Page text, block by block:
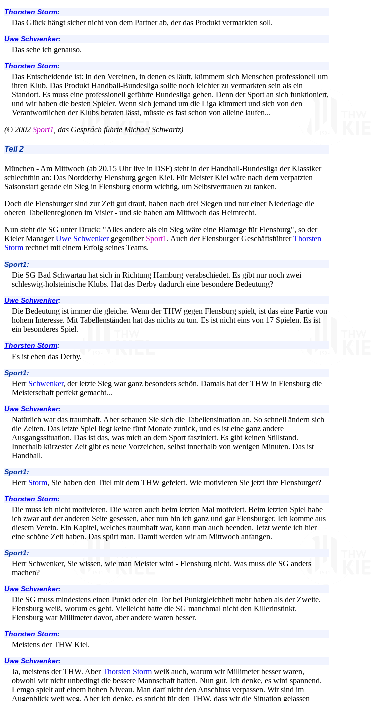
Thorsten Storm:
Das Glück hängt sicher nicht von dem Partner ab, der das Produkt vermarkten soll.
Uwe Schwenker:
Das sehe ich genauso.
Thorsten Storm:
Das Entscheidende ist: In den Vereinen, in denen es läuft, kümmern sich Menschen professionell um
ihren Klub. Das Produkt Handball-Bundesliga sollte noch leichter zu vermarkten sein als ein
Standort. Es muss eine professionell geführte Bundesliga geben. Denn der Sport an sich funktioniert,
und wir haben die besten Spieler. Wenn sich jemand um die Liga kümmert und sich von den
Verantwortlichen der Klubs beraten lässt, müsste es fast schon von alleine laufen...
(© 2002 Sport1 , das Gespräch führte Michael Schwartz)
Teil 2
München - Am Mittwoch (ab 20.15 Uhr live in DSF) steht in der Handball-Bundesliga der Klassiker
schlechthin an: Das Nordderby Flensburg gegen Kiel. Für Meister Kiel wäre nach dem verpatzten
Saisonstart gerade ein Sieg in Flensburg enorm wichtig, um Selbstvertrauen zu tanken.
Doch die Flensburger sind zur Zeit gut drauf, haben nach drei Siegen und nur einer Niederlage die
oberen Tabellenregionen im Visier - und sie haben am Mittwoch das Heimrecht.
Nun steht die SG unter Druck: "Alles andere als ein Sieg wäre eine Blamage für Flensburg", so der
Kieler ManagerUwe Schwenkergegenüber Sport1 . Auch der Flensburger GeschäftsführerThorsten
Storm rechnet mit einem Erfolg seines Teams.
Sport1:
Die SG Bad Schwartau hat sich in Richtung Hamburg verabschiedet. Es gibt nur noch zwei
schleswig-holsteinische Klubs. Hat das Derby dadurch eine besondere Bedeutung?
Uwe Schwenker:
Die Bedeutung ist immer die gleiche. Wenn der THW gegen Flensburg spielt, ist das eine Partie von
hohem Interesse. Mit Tabellenständen hat das nichts zu tun. Es ist nicht eins von 17 Spielen. Es ist
ein besonderes Spiel.
Thorsten Storm:
Es ist eben das Derby.
Sport1:
Herr Schwenker, der letzte Sieg war ganz besonders schön. Damals hat der THW in Flensburg die
Meisterschaft perfekt gemacht...
Uwe Schwenker:
Natürlich war das traumhaft. Aber schauen Sie sich die Tabellensituation an. So schnell ändern sich
die Zeiten. Das letzte Spiel liegt keine fünf Monate zurück, und es ist eine ganz andere
Ausgangssituation. Das ist das, was mich an dem Sport fasziniert. Es gibt keinen Stillstand.
Innerhalb kürzester Zeit gibt es neue Vorzeichen, selbst innerhalb von wenigen Minuten. Das ist
Handball.
Sport1:
Herr Storm, Sie haben den Titel mit dem THW gefeiert. Wie motivieren Sie jetzt ihre Flensburger?
Thorsten Storm:
Die muss ich nicht motivieren. Die waren auch beim letzten Mal motiviert. Beim letzten Spiel habe
ich zwar auf der anderen Seite gesessen, aber nun bin ich ganz und gar Flensburger. Ich komme aus
diesem Verein. Ein Kapitel, welches traumhaft war, kann man auch beenden. Jetzt werde ich hier
eine schöne Zeit haben. Das spürt man. Damit werden wir am Mittwoch anfangen.
Sport1:
Herr Schwenker, Sie wissen, wie man Meister wird - Flensburg nicht. Was muss die SG anders
machen?
Uwe Schwenker:
Die SG muss mindestens einen Punkt oder ein Tor bei Punktgleichheit mehr haben als der Zweite.
Flensburg weiß, worum es geht. Vielleicht hatte die SG manchmal nicht den Killerinstinkt.
Flensburg war Millimeter davor, aber andere waren besser.
Thorsten Storm:
Meistens der THW Kiel.
Uwe Schwenker:
Ja, meistens der THW. AberThorsten Storm weiß auch, warum wir Millimeter besser waren,
obwohl wir nicht unbedingt die bessere Mannschaft hatten. Nun gut. Ich denke, es wird spannend.
Lemgo spielt auf einem hohen Niveau. Man darf nicht den Anschluss verpassen. Wir sind im
Augenblick weit weg. Aber ich denke, es spricht für den THW, dass wir die Situation gelassen